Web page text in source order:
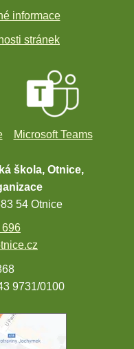
informace
stránek
Microsoft Teams
škola, Otnice,
54 Otnice
696
9731/0100